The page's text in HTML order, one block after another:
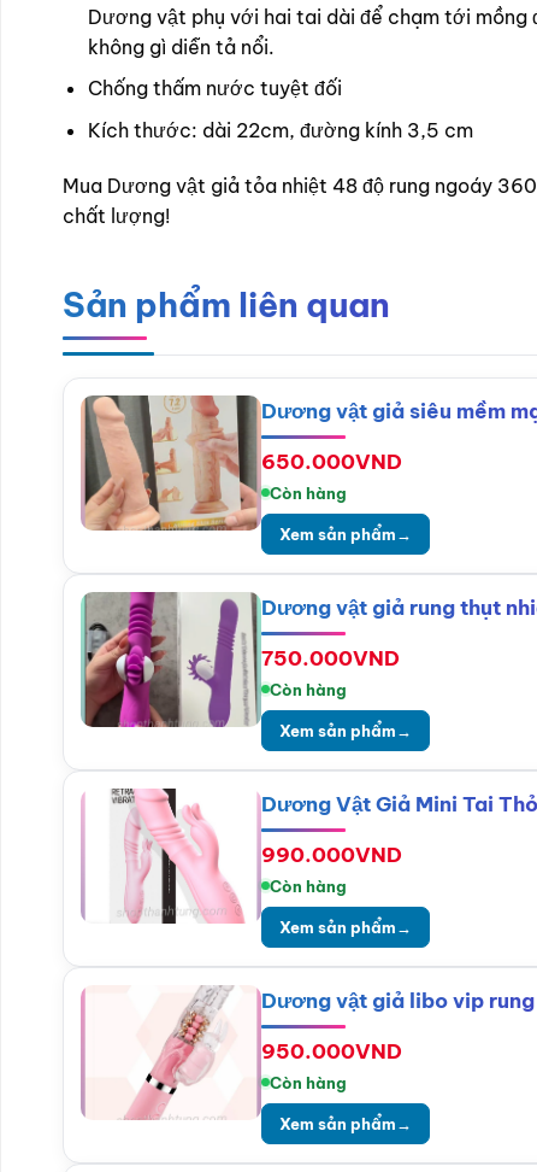
Dương vật phụ với hai tai dài để chạm tới
không gì diễn tả nổi.
Chống thấm nước tuyệt đối
Kích thước: dài 22cm, đường kính 3,5 cm
Mua Dương vật giả tỏa nhiệt 48 độ rung ngoáy
chất lượng!
Sản phẩm liên quan
Dương vật giả siêu mềm
650.000VND
Còn hàng
Xem sản phẩm→
Dương vật giả rung thụt
750.000VND
Còn hàng
Xem sản phẩm→
Dương Vật Giả Mini Tai
990.000VND
Còn hàng
Xem sản phẩm→
Dương vật giả libo vip
950.000VND
Còn hàng
Xem sản phẩm→